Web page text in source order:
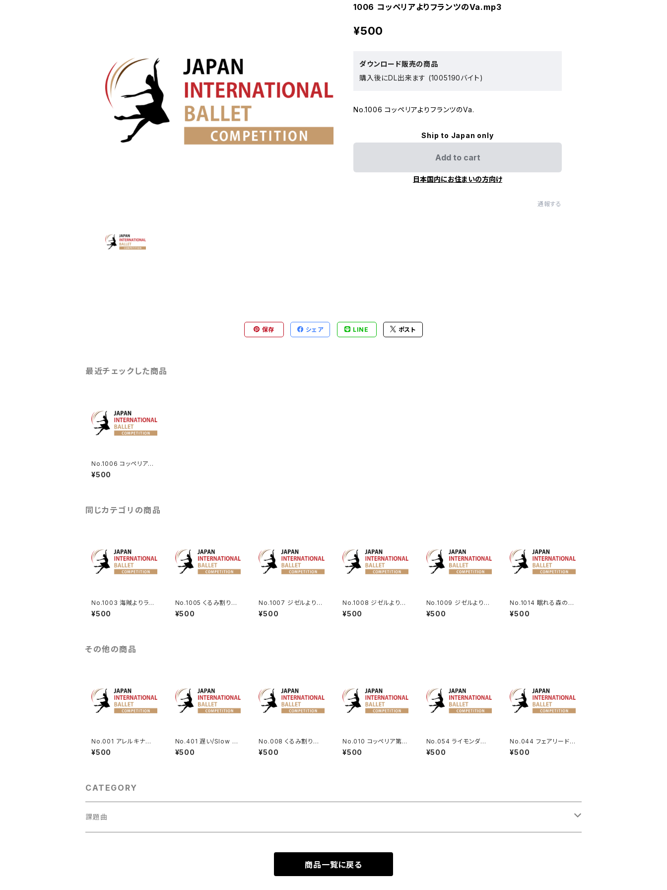
1006 コッペリアよりフランツのVa.mp3
¥500
ダウンロード販売の商品
購入後にDL出来ます (1005190バイト)
No.1006 コッペリアよりフランツのVa.
Ship to Japan only
Add to cart
日本国内にお住まいの方向け
通報する
保存 シェア LINE ポスト
最近チェックした商品
No.1006 コッペリアよ
りフランツのVa.
¥500
同じカテゴリの商品
No.1003 海賊よりラン
ケデムのVa.
¥500
No.1005 くるみ割り人
形より王子のVa.
¥500
No.1007 ジゼルよりペ
ザント男性Va.
¥500
No.1008 ジゼルよりペ
ザント男性Va. Ver2
¥500
No.1009 ジゼルよりア
ルブレヒトのVa.
¥500
No.1014 眠れる森の美
女よりデジレ王子のVa.
¥500
その他の商品
No.001 アレルキナー
ダよりコロンビーヌのV
a. | Harlequinade Va
¥500
No.401 遅い/Slow ア
レルキナーダよりコロン
ビーヌのVa. | Harlequ
¥500
No.008 くるみ割り人
形より金平糖のVa.
¥500
No.010 コッペリア第3
幕よりスワニルダのVa.
¥500
No.054 ライモンダ第1
幕より女性Va.
¥500
No.044 フェアリード
ールよりVa.
¥500
CATEGORY
課題曲
商品一覧に戻る